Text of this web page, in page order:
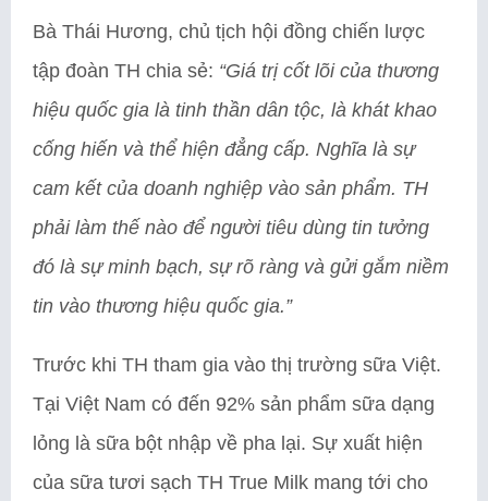
Bà Thái Hương, chủ tịch hội đồng chiến lược
tập đoàn TH chia sẻ: “Giá trị cốt lõi của thương
hiệu quốc gia là tinh thần dân tộc, là khát khao
cống hiến và thể hiện đẳng cấp. Nghĩa là sự
cam kết của doanh nghiệp vào sản phẩm. TH
phải làm thế nào để người tiêu dùng tin tưởng
đó là sự minh bạch, sự rõ ràng và gửi gắm niềm
tin vào thương hiệu quốc gia.”
Trước khi TH tham gia vào thị trường sữa Việt.
Tại Việt Nam có đến 92% sản phẩm sữa dạng
lỏng là sữa bột nhập về pha lại. Sự xuất hiện
của sữa tươi sạch TH True Milk mang tới cho